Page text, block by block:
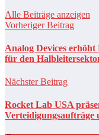
Alle Beiträge anzeigen
Vorheriger Beitrag
Analog Devices
für den
Nächster Beitrag
Rocket Lab USA
Verteidigungsaufträge